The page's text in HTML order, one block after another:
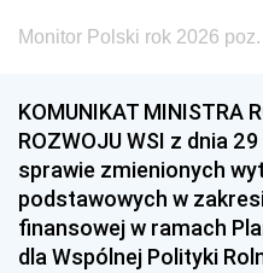
Monitor Polski rok 2026
KOMUNIKAT MINISTRA
ROZWOJU WSI z dnia
sprawie zmienionych
podstawowych w
finansowej w ramach
dla Wspólnej Polityki